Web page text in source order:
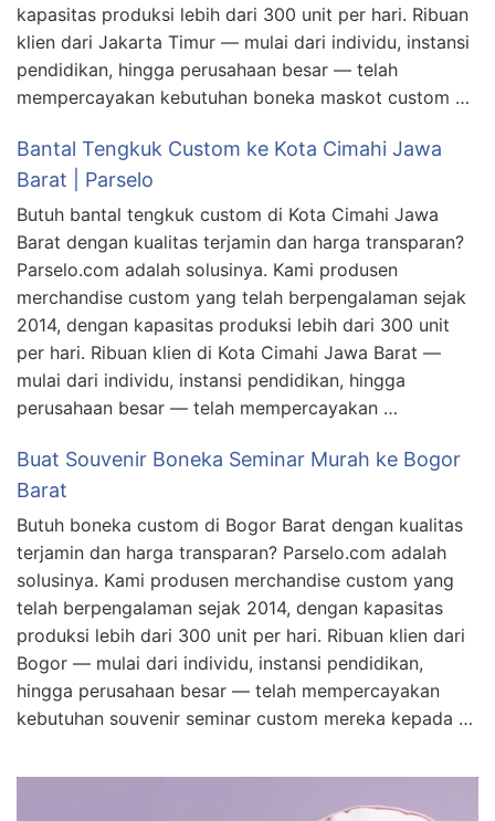
kapasitas produksi lebih dari 300 unit per hari. Ribuan
klien dari Jakarta Timur — mulai dari individu, instansi
pendidikan, hingga perusahaan besar — telah
mempercayakan kebutuhan boneka maskot custom …
Bantal Tengkuk Custom ke Kota Cimahi Jawa
Barat | Parselo
Butuh bantal tengkuk custom di Kota Cimahi Jawa
Barat dengan kualitas terjamin dan harga transparan?
Parselo.com adalah solusinya. Kami produsen
merchandise custom yang telah berpengalaman sejak
2014, dengan kapasitas produksi lebih dari 300 unit
per hari. Ribuan klien di Kota Cimahi Jawa Barat —
mulai dari individu, instansi pendidikan, hingga
perusahaan besar — telah mempercayakan …
Buat Souvenir Boneka Seminar Murah ke Bogor
Barat
Butuh boneka custom di Bogor Barat dengan kualitas
terjamin dan harga transparan? Parselo.com adalah
solusinya. Kami produsen merchandise custom yang
telah berpengalaman sejak 2014, dengan kapasitas
produksi lebih dari 300 unit per hari. Ribuan klien dari
Bogor — mulai dari individu, instansi pendidikan,
hingga perusahaan besar — telah mempercayakan
kebutuhan souvenir seminar custom mereka kepada …